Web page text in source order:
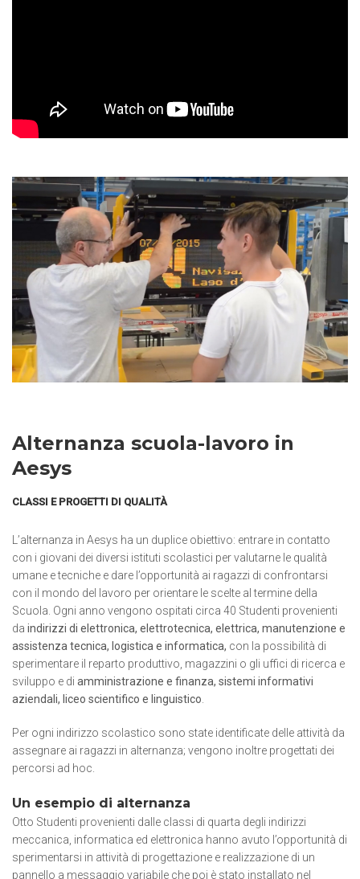
Alternanza scuola-lavoro in
Aesys
CLASSI E PROGETTI DI QUALITÀ
L’alternanza in Aesys ha un duplice obiettivo: entrare in contatto
con i giovani dei diversi istituti scolastici per valutarne le qualità
umane e tecniche e dare l’opportunità ai ragazzi di confrontarsi
con il mondo del lavoro per orientare le scelte al termine della
Scuola. Ogni anno vengono ospitati circa 40 Studenti provenienti
da indirizzi di elettronica, elettrotecnica, elettrica, manutenzione e
assistenza tecnica, logistica e informatica, con la possibilità di
sperimentare il reparto produttivo, magazzini o gli uffici di ricerca e
sviluppo e di amministrazione e finanza, sistemi informativi
aziendali, liceo scientifico e linguistico
Per ogni indirizzo scolastico sono state identificate delle attività da
assegnare ai ragazzi in alternanza; vengono inoltre progettati dei
percorsi ad hoc.
Un esempio di alternanza
Otto Studenti provenienti dalle classi di quarta degli indirizzi
meccanica, informatica ed elettronica hanno avuto l’opportunità di
sperimentarsi in attività di progettazione e realizzazione di un
pannello a messaggio variabile che poi è stato installato nel